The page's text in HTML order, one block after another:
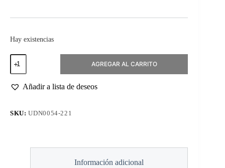
Hay existencias
Esmalte
Permanente
#221
Cola
cantidad
AGREGAR AL CARRITO
Añadir a lista de deseos
SKU:UDN0054-221
Información adicional